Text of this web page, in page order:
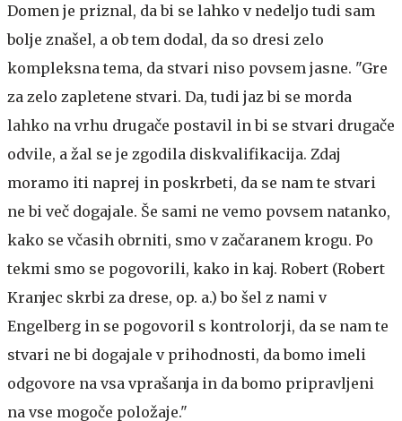
Domen je priznal, da bi se lahko v nedeljo tudi sam
bolje znašel, a ob tem dodal, da so dresi zelo
kompleksna tema, da stvari niso povsem jasne. "Gre
za zelo zapletene stvari. Da, tudi jaz bi se morda
lahko na vrhu drugače postavil in bi se stvari drugače
odvile, a žal se je zgodila diskvalifikacija. Zdaj
moramo iti naprej in poskrbeti, da se nam te stvari
ne bi več dogajale. Še sami ne vemo povsem natanko,
kako se včasih obrniti, smo v začaranem krogu. Po
tekmi smo se pogovorili, kako in kaj. Robert (Robert
Kranjec skrbi za drese, op. a.) bo šel z nami v
Engelberg in se pogovoril s kontrolorji, da se nam te
stvari ne bi dogajale v prihodnosti, da bomo imeli
odgovore na vsa vprašanja in da bomo pripravljeni
na vse mogoče položaje."